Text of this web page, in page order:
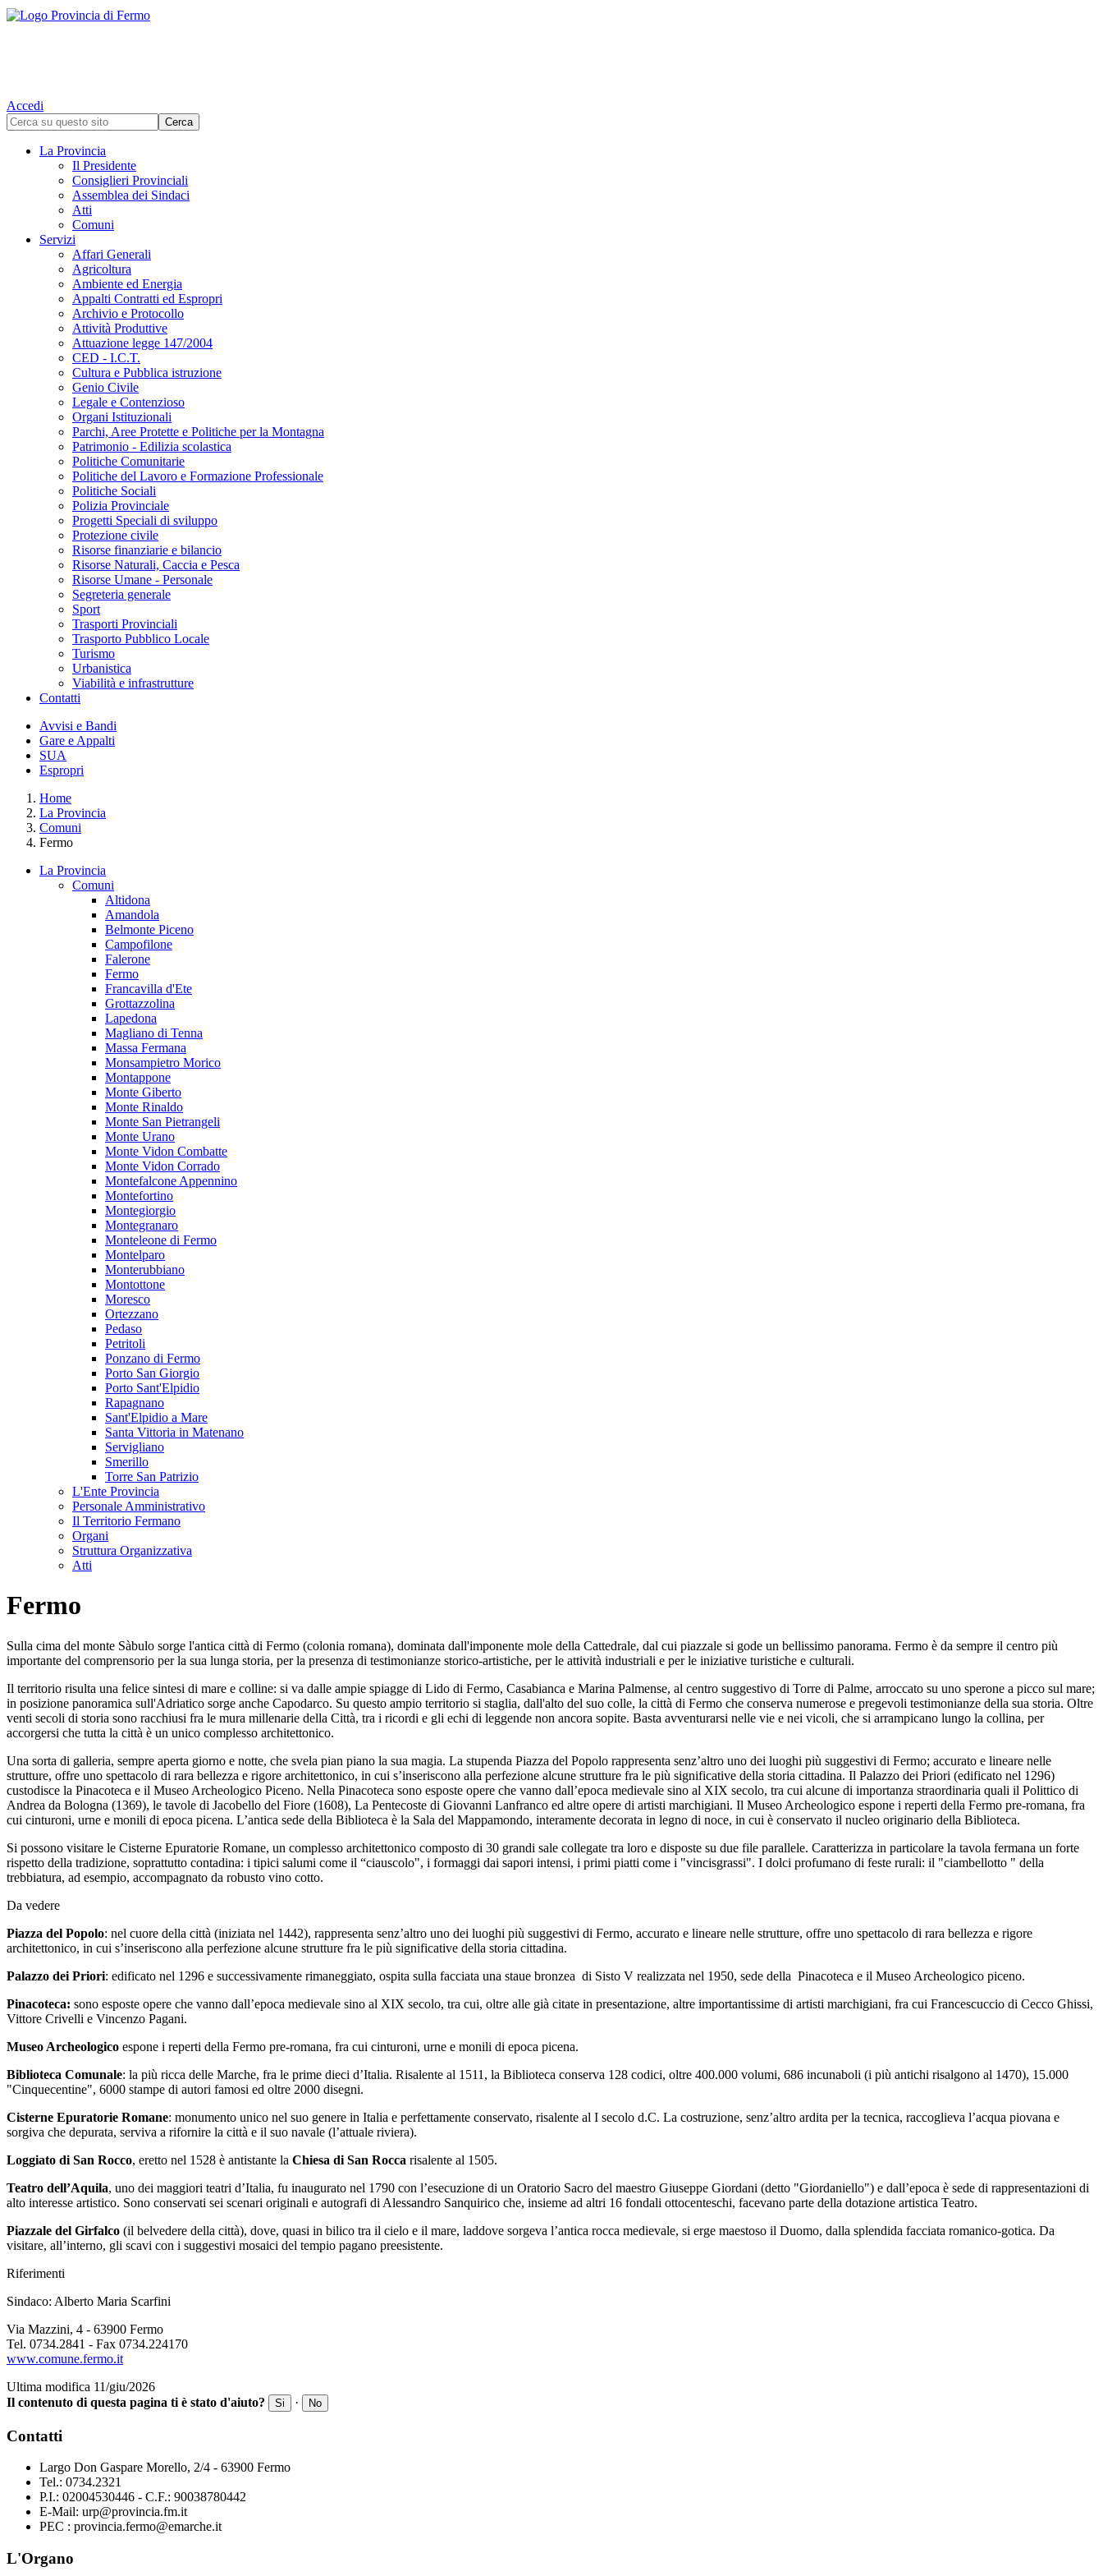
Accedi
La Provincia
Il Presidente
Consiglieri Provinciali
Assemblea dei Sindaci
Atti
Comuni
Servizi
Affari Generali
Agricoltura
Ambiente ed Energia
Appalti Contratti ed Espropri
Archivio e Protocollo
Attività Produttive
Attuazione legge 147/2004
CED - I.C.T.
Cultura e Pubblica istruzione
Genio Civile
Legale e Contenzioso
Organi Istituzionali
Parchi, Aree Protette e Politiche per la Montagna
Patrimonio - Edilizia scolastica
Politiche Comunitarie
Politiche del Lavoro e Formazione Professionale
Politiche Sociali
Polizia Provinciale
Progetti Speciali di sviluppo
Protezione civile
Risorse finanziarie e bilancio
Risorse Naturali, Caccia e Pesca
Risorse Umane - Personale
Segreteria generale
Sport
Trasporti Provinciali
Trasporto Pubblico Locale
Turismo
Urbanistica
Viabilità e infrastrutture
Contatti
Avvisi e Bandi
Gare e Appalti
SUA
Espropri
Home
La Provincia
Comuni
Fermo
La Provincia
Comuni
Altidona
Amandola
Belmonte Piceno
Campofilone
Falerone
Fermo
Francavilla d'Ete
Grottazzolina
Lapedona
Magliano di Tenna
Massa Fermana
Monsampietro Morico
Montappone
Monte Giberto
Monte Rinaldo
Monte San Pietrangeli
Monte Urano
Monte Vidon Combatte
Monte Vidon Corrado
Montefalcone Appennino
Montefortino
Montegiorgio
Montegranaro
Monteleone di Fermo
Montelparo
Monterubbiano
Montottone
Moresco
Ortezzano
Pedaso
Petritoli
Ponzano di Fermo
Porto San Giorgio
Porto Sant'Elpidio
Rapagnano
Sant'Elpidio a Mare
Santa Vittoria in Matenano
Servigliano
Smerillo
Torre San Patrizio
L'Ente Provincia
Personale Amministrativo
Il Territorio Fermano
Organi
Struttura Organizzativa
Atti
Fermo
Sulla cima del monte Sàbulo sorge l'antica città di Fermo (colonia romana), dominata dall'imponente mole della Cattedrale, dal cui piazzale si gode un bellissimo panorama. Fermo è da sempre il centro più
importante del comprensorio per la sua lunga storia, per la presenza di testimonianze storico-artistiche, per le attività industriali e per le iniziative turistiche e culturali.
Il territorio risulta una felice sintesi di mare e colline: si va dalle ampie spiagge di Lido di Fermo, Casabianca e Marina Palmense, al centro suggestivo di Torre di Palme, arroccato su uno sperone a picco sul mare;
in posizione panoramica sull'Adriatico sorge anche Capodarco. Su questo ampio territorio si staglia, dall'alto del suo colle, la città di Fermo che conserva numerose e pregevoli testimonianze della sua storia. Oltre
venti secoli di storia sono racchiusi fra le mura millenarie della Città, tra i ricordi e gli echi di leggende non ancora sopite. Basta avventurarsi nelle vie e nei vicoli, che si arrampicano lungo la collina, per
accorgersi che tutta la città è un unico complesso architettonico.
Una sorta di galleria, sempre aperta giorno e notte, che svela pian piano la sua magia. La stupenda Piazza del Popolo rappresenta senz’altro uno dei luoghi più suggestivi di Fermo; accurato e lineare nelle
strutture, offre uno spettacolo di rara bellezza e rigore architettonico, in cui s’inseriscono alla perfezione alcune strutture fra le più significative della storia cittadina. Il Palazzo dei Priori (edificato nel 1296)
custodisce la Pinacoteca e il Museo Archeologico Piceno. Nella Pinacoteca sono esposte opere che vanno dall’epoca medievale sino al XIX secolo, tra cui alcune di importanza straordinaria quali il Polittico di
Andrea da Bologna (1369), le tavole di Jacobello del Fiore (1608), La Pentecoste di Giovanni Lanfranco ed altre opere di artisti marchigiani. Il Museo Archeologico espone i reperti della Fermo pre-romana, fra
cui cinturoni, urne e monili di epoca picena. L’antica sede della Biblioteca è la Sala del Mappamondo, interamente decorata in legno di noce, in cui è conservato il nucleo originario della Biblioteca.
Si possono visitare le Cisterne Epuratorie Romane, un complesso architettonico composto di 30 grandi sale collegate tra loro e disposte su due file parallele. Caratterizza in particolare la tavola fermana un forte
rispetto della tradizione, soprattutto contadina: i tipici salumi come il “ciauscolo", i formaggi dai sapori intensi, i primi piatti come i "vincisgrassi". I dolci profumano di feste rurali: il "ciambellotto " della
trebbiatura, ad esempio, accompagnato da robusto vino cotto.
Da vedere
Piazza del Popolo: nel cuore della città (iniziata nel 1442), rappresenta senz’altro uno dei luoghi più suggestivi di Fermo, accurato e lineare nelle strutture, offre uno spettacolo di rara bellezza e rigore
architettonico, in cui s’inseriscono alla perfezione alcune strutture fra le più significative della storia cittadina.
Palazzo dei Priori: edificato nel 1296 e successivamente rimaneggiato, ospita sulla facciata una staue bronzea di Sisto V realizzata nel 1950, sede della Pinacoteca e il Museo Archeologico piceno.
Pinacoteca: sono esposte opere che vanno dall’epoca medievale sino al XIX secolo, tra cui, oltre alle già citate in presentazione, altre importantissime di artisti marchigiani, fra cui Francescuccio di Cecco Ghissi,
Vittore Crivelli e Vincenzo Pagani.
Museo Archeologico espone i reperti della Fermo pre-romana, fra cui cinturoni, urne e monili di epoca picena.
Biblioteca Comunale: la più ricca delle Marche, fra le prime dieci d’Italia. Risalente al 1511, la Biblioteca conserva 128 codici, oltre 400.000 volumi, 686 incunaboli (i più antichi risalgono al 1470), 15.000
"Cinquecentine", 6000 stampe di autori famosi ed oltre 2000 disegni.
Cisterne Epuratorie Romane: monumento unico nel suo genere in Italia e perfettamente conservato, risalente al I secolo d.C. La costruzione, senz’altro ardita per la tecnica, raccoglieva l’acqua piovana e
sorgiva che depurata, serviva a rifornire la città e il suo navale (l’attuale riviera).
Loggiato di San Rocco, eretto nel 1528 è antistante la Chiesa di San Rocca risalente al 1505.
Teatro dell’Aquila, uno dei maggiori teatri d’Italia, fu inaugurato nel 1790 con l’esecuzione di un Oratorio Sacro del maestro Giuseppe Giordani (detto "Giordaniello") e dall’epoca è sede di rappresentazioni di
alto interesse artistico. Sono conservati sei scenari originali e autografi di Alessandro Sanquirico che, insieme ad altri 16 fondali ottocenteschi, facevano parte della dotazione artistica Teatro.
Piazzale del Girfalco (il belvedere della città), dove, quasi in bilico tra il cielo e il mare, laddove sorgeva l’antica rocca medievale, si erge maestoso il Duomo, dalla splendida facciata romanico-gotica. Da
visitare, all’interno, gli scavi con i suggestivi mosaici del tempio pagano preesistente.
Riferimenti
Sindaco: Alberto Maria Scarfini
Via Mazzini, 4 - 63900 Fermo
Tel. 0734.2841 - Fax 0734.224170
www.comune.fermo.it
Ultima modifica 11/giu/2026
Il contenuto di questa pagina ti è stato d'aiuto?
Si · No
Contatti
Largo Don Gaspare Morello, 2/4 - 63900 Fermo
Tel.: 0734.2321
P.I.: 02004530446 - C.F.: 90038780442
E-Mail: urp@provincia.fm.it
PEC : provincia.fermo@emarche.it
L'Organo